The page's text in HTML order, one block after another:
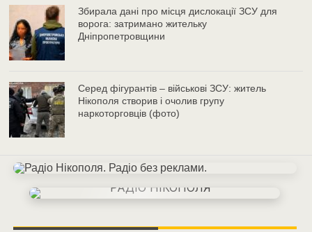
Збирала дані про місця дислокації ЗСУ для
ворога: затримано жительку
Дніпропетровщини
Серед фігурантів – військові ЗСУ: житель
Нікополя створив і очолив групу
наркоторговців (фото)